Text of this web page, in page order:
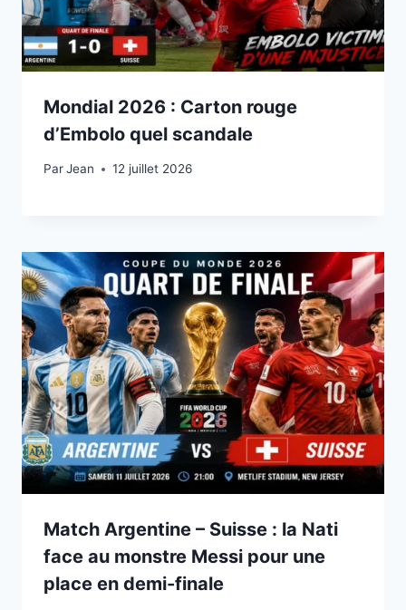
Mondial 2026 : Carton rouge
d’Embolo quel scandale
ParJean
12 juillet 202612 juillet 2026
Match Argentine – Suisse : la Nati
face au monstre Messi pour une
place en demi-finale